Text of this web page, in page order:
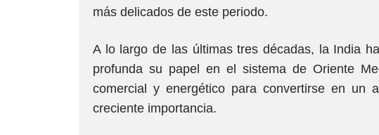
más delicados de este periodo.
A lo largo de las últimas tres décadas, la India
profunda su papel en el sistema de Oriente
comercial y energético para convertirse en un
creciente importancia.